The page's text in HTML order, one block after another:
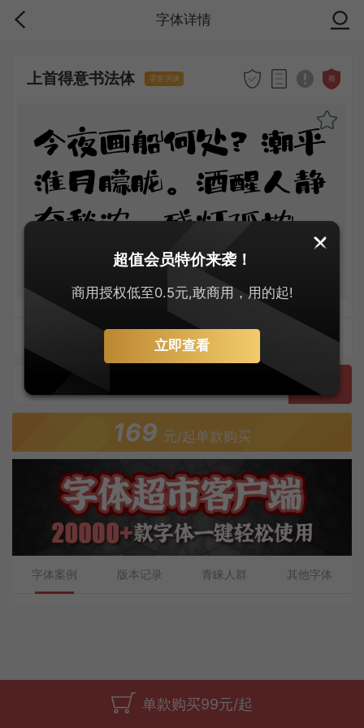
字体详情
上首得意书法体 零售字体 商
今夜画船何处？潮平
淮月朦胧。酒醒人静
奈愁浓。残灯孤枕
梦，轻浪五更风。
字体上传者：上首字库
预览
169 元/起单款购买
字体案例 版本记录 青睐人群 其他字体
单款购买99元/起
超值会员特价来袭！
商用授权低至0.5元,敢商用，用的起!
立即查看